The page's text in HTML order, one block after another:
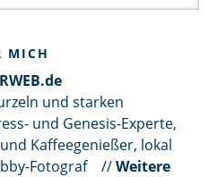
MICH
und starken
und Genesis-Experte,
Kaffeegenießer, lokal
Fotograf //Weitere